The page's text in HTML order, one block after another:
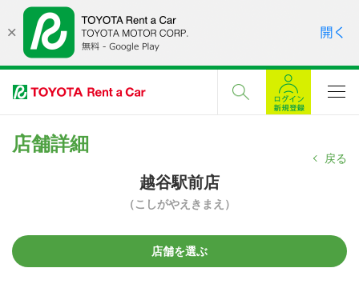
店舗詳細
戻る
越谷駅前店
（こしがやえきまえ）
店舗を選ぶ